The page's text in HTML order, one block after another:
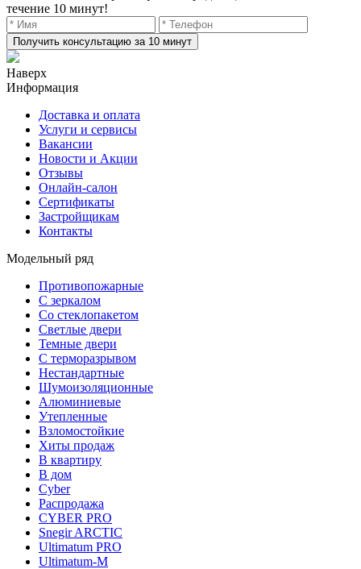
течение 10 минут!
Получить консультацию за 10 минут
Наверх
Информация
Доставка и оплата
Услуги и сервисы
Вакансии
Новости и Акции
Отзывы
Онлайн-салон
Сертификаты
Застройщикам
Контакты
Модельный ряд
Противопожарные
С зеркалом
Со стеклопакетом
Светлые двери
Темные двери
С терморазрывом
Нестандартные
Шумоизоляционные
Алюминиевые
Утепленные
Взломостойкие
Хиты продаж
В квартиру
В дом
Cyber
Распродажа
CYBER PRO
Snegir ARCTIC
Ultimatum PRO
Ultimatum-M